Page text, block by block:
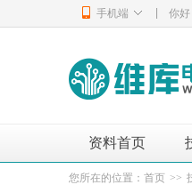
手机端 你
资料首页
您所在的位置： 首页 >>